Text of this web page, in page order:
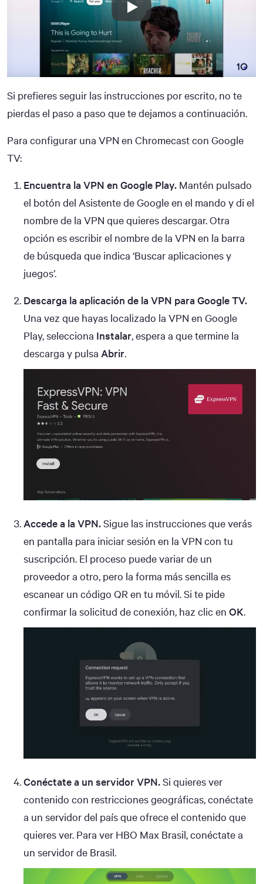
Si prefieres seguir las instrucciones por escrito, no te
pierdas el paso a paso que te dejamos a continuación.
Para configurar una VPN en Chromecast con Google
TV:
Encuentra la VPN en Google Play. Mantén pulsado
el botón del Asistente de Google en el mando y di el
nombre de la VPN que quieres descargar. Otra
opción es escribir el nombre de la VPN en la barra
de búsqueda que indica ‘Buscar aplicaciones y
juegos’.
Descarga la aplicación de la VPN para Google TV.
Una vez que hayas localizado la VPN en Google
Play, selecciona Instalar, espera a que termine la
descarga y pulsa Abrir.
Accede a la VPN.Sigue las instrucciones que verás
en pantalla para iniciar sesión en la VPN con tu
suscripción. El proceso puede variar de un
proveedor a otro, pero la forma más sencilla es
escanear un código QR en tu móvil. Si te pide
confirmar la solicitud de conexión, haz clic en OK.
Conéctate a un servidor VPN.Si quieres ver
contenido con restricciones geográficas, conéctate
a un servidor del país que ofrece el contenido que
quieres ver. Para ver HBO Max Brasil, conéctate a
un servidor de Brasil.